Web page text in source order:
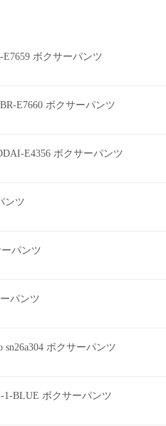
ボクサーパンツ
E7660 ボクサーパンツ
E4356 ボクサーパンツ
ンツ
パンツ
パンツ
ボクサーパンツ
1-BLUE ボクサーパンツ